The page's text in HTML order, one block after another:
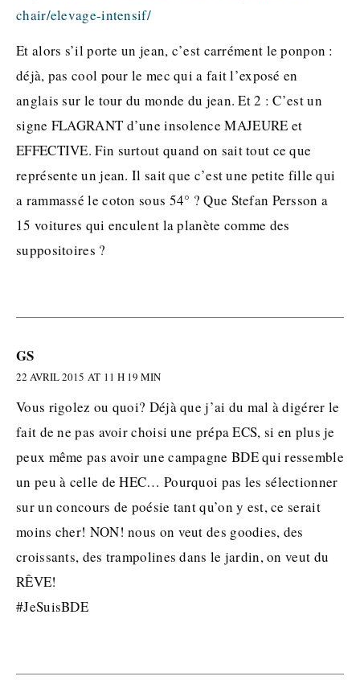
chair/elevage-intensif/
Et alors s’il porte un jean, c’est carrément le ponpon :
déjà, pas cool pour le mec qui a fait l’exposé en
anglais sur le tour du monde du jean. Et 2 : C’est un
signe FLAGRANT d’une insolence MAJEURE et
EFFECTIVE. Fin surtout quand on sait tout ce que
représente un jean. Il sait que c’est une petite fille qui
a rammassé le coton sous 54° ? Que Stefan Persson a
15 voitures qui enculent la planète comme des
suppositoires ?
GS
22 AVRIL 2015 AT 11 H 19 MIN
Vous rigolez ou quoi? Déjà que j’ai du mal à digérer le
fait de ne pas avoir choisi une prépa ECS, si en plus je
peux même pas avoir une campagne BDE qui ressemble
un peu à celle de HEC… Pourquoi pas les sélectionner
sur un concours de poésie tant qu’on y est, ce serait
moins cher! NON! nous on veut des goodies, des
croissants, des trampolines dans le jardin, on veut du
RÊVE!
#JeSuisBDE